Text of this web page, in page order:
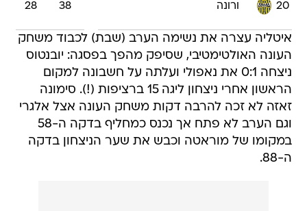
20 ורונה 38
28
איטליה עצרה את נשימה הערב (שבת) לכבוד משחק
העונה האולטימטיבי, שסיפק מהפך בפסגה: יובנטוס
ניצחה 0:1 את נאפולי ועלתה על חשבונה למקום
הראשון אחרי ניצחון ליגה 15 ברציפות (!). סימונה
זאזה לא זכה להרבה דקות משחק העונה אצל אלגרי
וגם הערב לא פתח אך נכנס כמחליף בדקה ה-58
במקומו של מוראטה וכבש את שער הניצחון בדקה
ה-88.